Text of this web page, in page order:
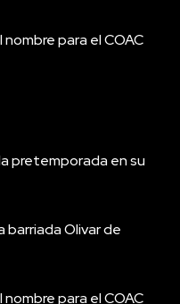
para el COAC
pretemporada en su
barriada Olivar de
para el COAC